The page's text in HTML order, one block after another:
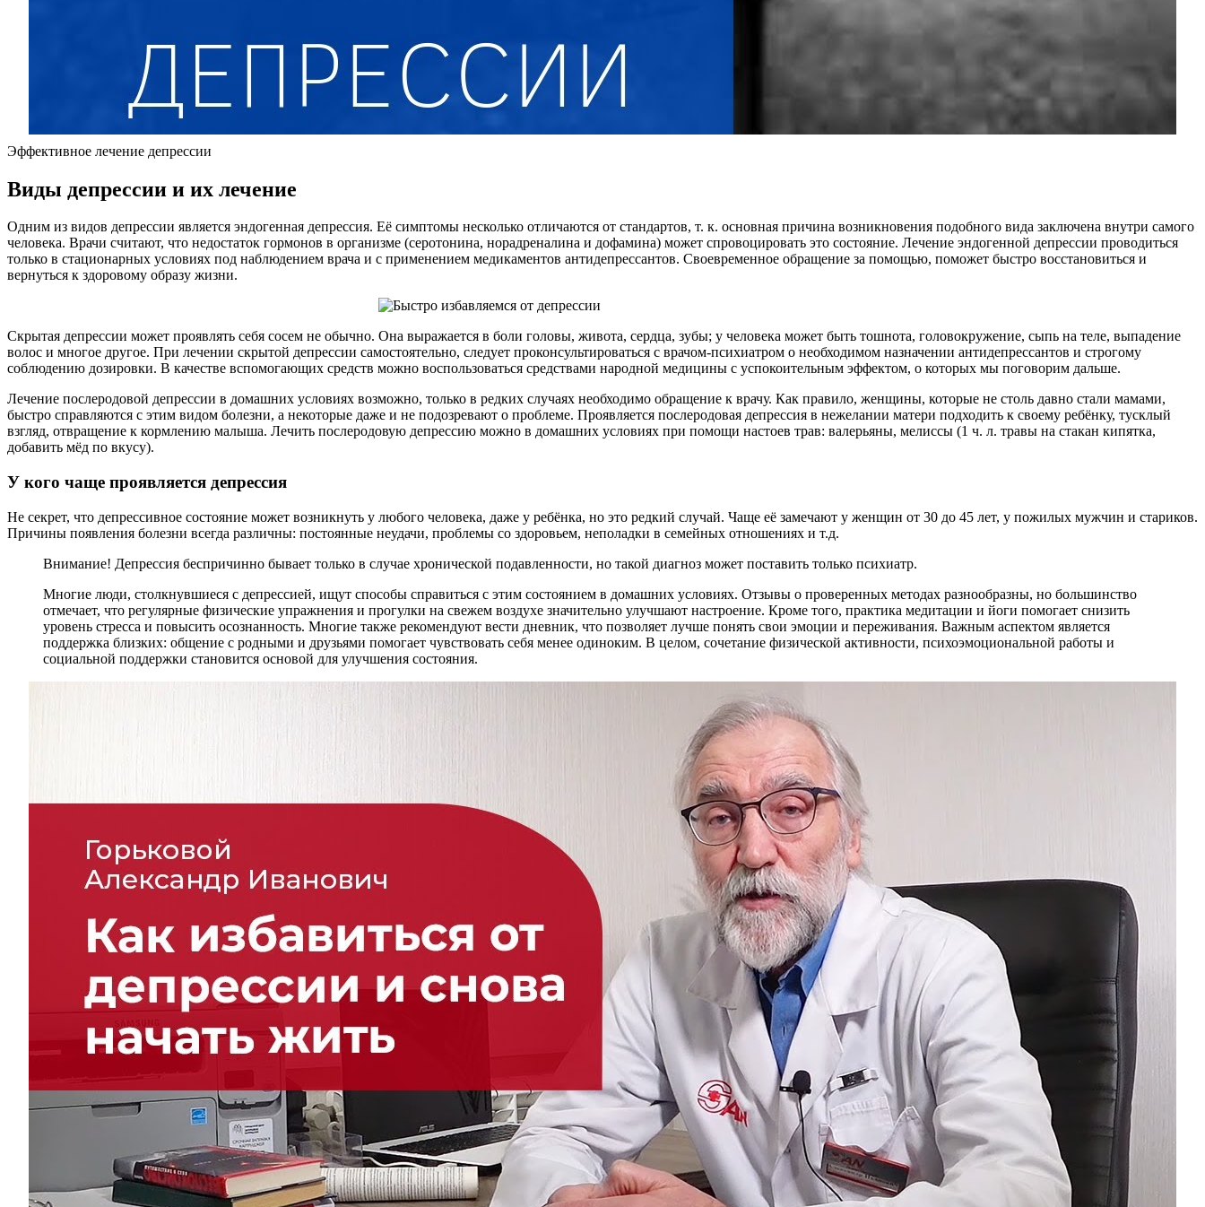
Эффективное лечение депрессии
Виды депрессии и их лечение
Одним из видов депрессии является эндогенная депрессия. Её симптомы несколько отличаются от стандартов, т. к. основная причина возникновения подобного вида заключена внутри самого
человека. Врачи считают, что недостаток гормонов в организме (серотонина, норадреналина и дофамина) может спровоцировать это состояние. Лечение эндогенной депрессии проводиться
только в стационарных условиях под наблюдением врача и с применением медикаментов антидепрессантов. Своевременное обращение за помощью, поможет быстро восстановиться и
вернуться к здоровому образу жизни.
Скрытая депрессии может проявлять себя сосем не обычно. Она выражается в боли головы, живота, сердца, зубы; у человека может быть тошнота, головокружение, сыпь на теле, выпадение
волос и многое другое. При лечении скрытой депрессии самостоятельно, следует проконсультироваться с врачом-психиатром о необходимом назначении антидепрессантов и строгому
соблюдению дозировки. В качестве вспомогающих средств можно воспользоваться средствами народной медицины с успокоительным эффектом, о которых мы поговорим дальше.
Лечение послеродовой депрессии в домашних условиях возможно, только в редких случаях необходимо обращение к врачу. Как правило, женщины, которые не столь давно стали мамами,
быстро справляются с этим видом болезни, а некоторые даже и не подозревают о проблеме. Проявляется послеродовая депрессия в нежелании матери подходить к своему ребёнку, тусклый
взгляд, отвращение к кормлению малыша. Лечить послеродовую депрессию можно в домашних условиях при помощи настоев трав: валерьяны, мелиссы (1 ч. л. травы на стакан кипятка,
добавить мёд по вкусу).
У кого чаще проявляется депрессия
Не секрет, что депрессивное состояние может возникнуть у любого человека, даже у ребёнка, но это редкий случай. Чаще её замечают у женщин от 30 до 45 лет, у пожилых мужчин и стариков.
Причины появления болезни всегда различны: постоянные неудачи, проблемы со здоровьем, неполадки в семейных отношениях и т.д.
Внимание! Депрессия беспричинно бывает только в случае хронической подавленности, но такой диагноз может поставить только психиатр.
Многие люди, столкнувшиеся с депрессией, ищут способы справиться с этим состоянием в домашних условиях. Отзывы о проверенных методах разнообразны, но большинство
отмечает, что регулярные физические упражнения и прогулки на свежем воздухе значительно улучшают настроение. Кроме того, практика медитации и йоги помогает снизить
уровень стресса и повысить осознанность. Многие также рекомендуют вести дневник, что позволяет лучше понять свои эмоции и переживания. Важным аспектом является
поддержка близких: общение с родными и друзьями помогает чувствовать себя менее одиноким. В целом, сочетание физической активности, психоэмоциональной работы и
социальной поддержки становится основой для улучшения состояния.